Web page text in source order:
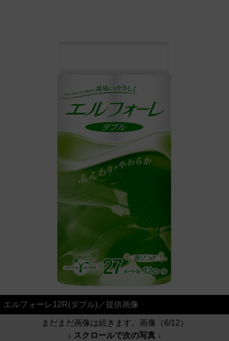
エルフォーレ12R(ダブル)／提供画像
まだまだ画像は続きます。画像（6/12）
↓ スクロールで次の写真 ↓